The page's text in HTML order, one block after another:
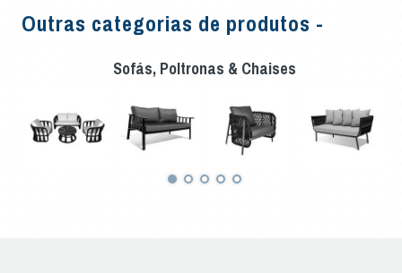
Outras categorias de produtos -
Sofás, Poltronas & Chaises